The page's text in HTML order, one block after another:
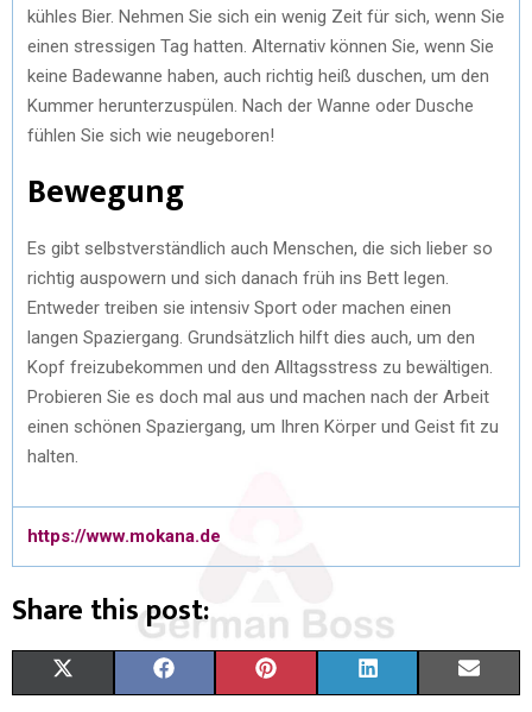
kühles Bier. Nehmen Sie sich ein wenig Zeit für sich, wenn Sie
einen stressigen Tag hatten. Alternativ können Sie, wenn Sie
keine Badewanne haben, auch richtig heiß duschen, um den
Kummer herunterzuspülen. Nach der Wanne oder Dusche
fühlen Sie sich wie neugeboren!
Bewegung
Es gibt selbstverständlich auch Menschen, die sich lieber so
richtig auspowern und sich danach früh ins Bett legen.
Entweder treiben sie intensiv Sport oder machen einen
langen Spaziergang. Grundsätzlich hilft dies auch, um den
Kopf freizubekommen und den Alltagsstress zu bewältigen.
Probieren Sie es doch mal aus und machen nach der Arbeit
einen schönen Spaziergang, um Ihren Körper und Geist fit zu
halten.
https://www.mokana.de
Share this post: